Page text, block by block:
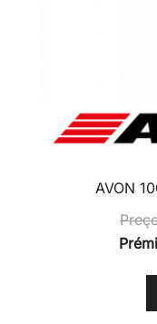
AVON